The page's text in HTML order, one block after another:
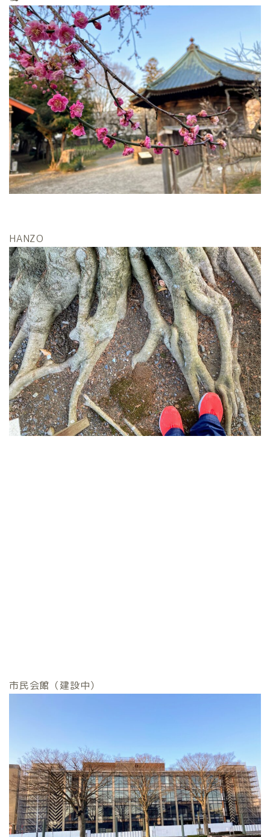
HANZO
市民会館（建設中）